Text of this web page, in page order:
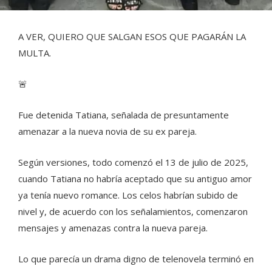
A VER, QUIERO QUE SALGAN ESOS QUE PAGARÁN LA
MULTA.
🚨
Fue detenida Tatiana, señalada de presuntamente
amenazar a la nueva novia de su ex pareja.
Según versiones, todo comenzó el 13 de julio de 2025,
cuando Tatiana no habría aceptado que su antiguo amor
ya tenía nuevo romance. Los celos habrían subido de
nivel y, de acuerdo con los señalamientos, comenzaron
mensajes y amenazas contra la nueva pareja.
Lo que parecía un drama digno de telenovela terminó en